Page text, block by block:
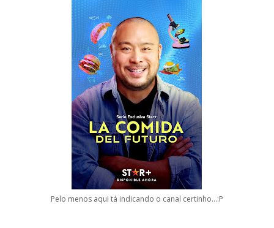
Pelo menos aqui tá indicando o canal certinho...:P